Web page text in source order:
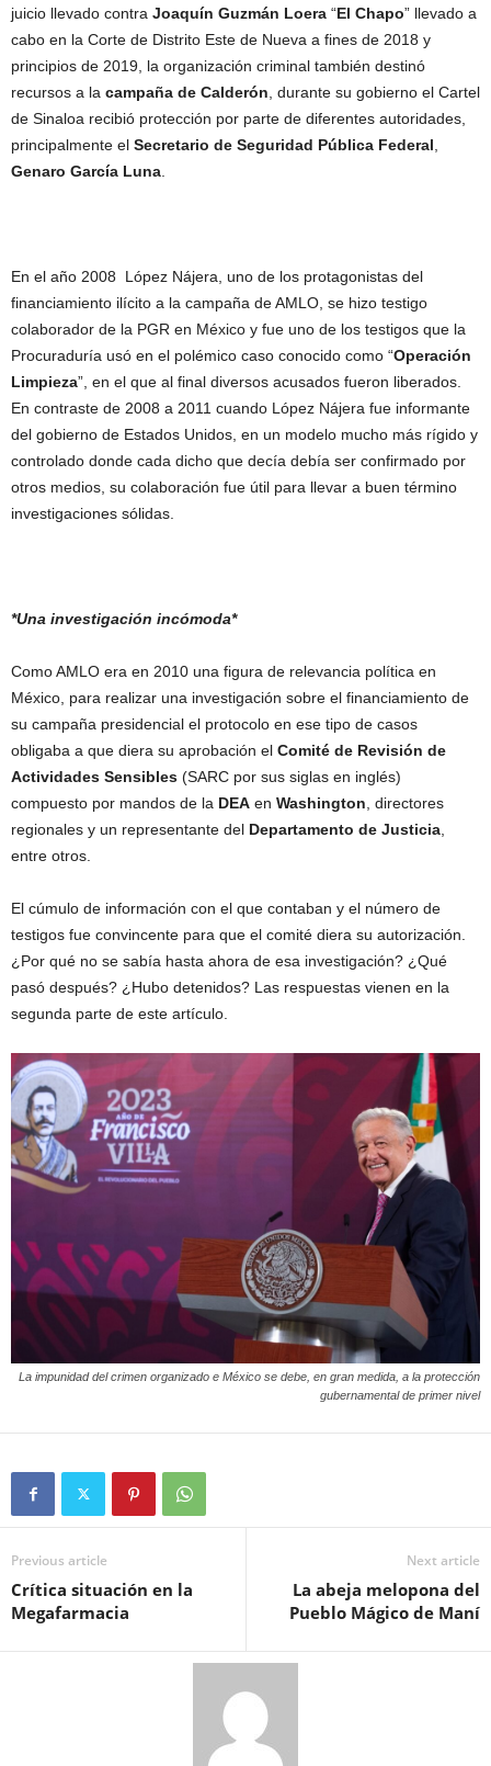
juicio llevado contra Joaquín Guzmán Loera “El Chapo” llevado a
cabo en la Corte de Distrito Este de Nueva a fines de 2018 y
principios de 2019, la organización criminal también destinó
recursos a la campaña de Calderón , durante su gobierno el Cartel
de Sinaloa recibió protección por parte de diferentes autoridades,
principalmente el Secretario de Seguridad Pública Federal
Genaro García Luna
En el año 2008 López Nájera, uno de los protagonistas del
financiamiento ilícito a la campaña de AMLO, se hizo testigo
colaborador de la PGR en México y fue uno de los testigos que la
Procuraduría usó en el polémico caso conocido como “Operación
Limpieza”, en el que al final diversos acusados fueron liberados.
En contraste de 2008 a 2011 cuando López Nájera fue informante
del gobierno de Estados Unidos, en un modelo mucho más rígido y
controlado donde cada dicho que decía debía ser confirmado por
otros medios, su colaboración fue útil para llevar a buen término
investigaciones sólidas.
*Una investigación incómoda*
Como AMLO era en 2010 una figura de relevancia política en
México, para realizar una investigación sobre el financiamiento de
su campaña presidencial el protocolo en ese tipo de casos
obligaba a que diera su aprobación el Comité de Revisión de
Actividades Sensibles (SARC por sus siglas en inglés)
compuesto por mandos de la DEA en Washington , directores
regionales y un representante del Departamento de Justicia
entre otros.
El cúmulo de información con el que contaban y el número de
testigos fue convincente para que el comité diera su autorización.
¿Por qué no se sabía hasta ahora de esa investigación? ¿Qué
pasó después? ¿Hubo detenidos? Las respuestas vienen en la
segunda parte de este artículo.
La impunidad del crimen organizado e México se debe, en gran medida, a la protección
gubernamental de primer nivel
Previous article
Crítica situación en la
Megafarmacia
Next article
La abeja melopona del
Pueblo Mágico de Maní